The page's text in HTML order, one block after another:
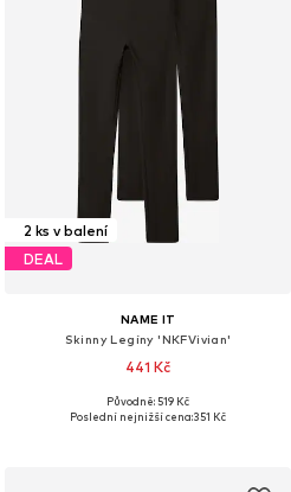
2 ks v balení
DEAL
NAME IT
Skinny Legíny 'NKFVivian'
441 Kč
+1
Dostupné v mnoha velikostech
Původně: 519 Kč
Poslední nejnižší cena:351 Kč